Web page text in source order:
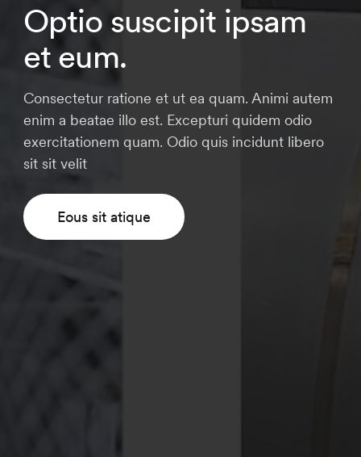
Optio suscipit ipsam
et eum.
Consectetur ratione et ut ea quam. Animi autem
enim a beatae illo est. Excepturi quidem odio
exercitationem quam. Odio quis incidunt libero
sit sit velit
Eous sit atique